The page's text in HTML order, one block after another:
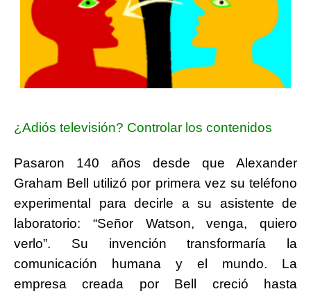
¿Adiós televisión? Controlar los contenidos
Pasaron 140 años desde que Alexander
Graham Bell utilizó por primera vez su teléfono
experimental para decirle a su asistente de
laboratorio: “Señor Watson, venga, quiero
verlo”. Su invención transformaría la
comunicación humana y el mundo. La
empresa creada por Bell creció hasta